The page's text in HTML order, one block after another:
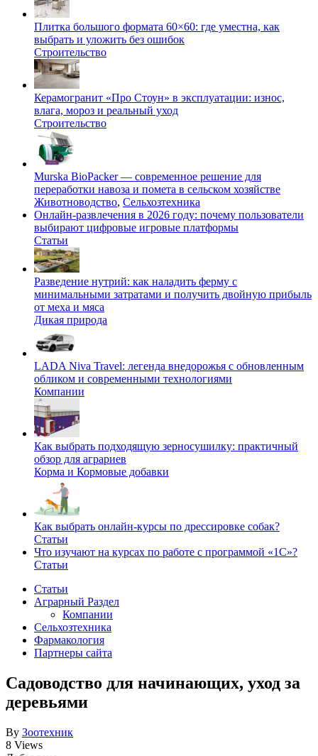
Плитка большого формата 60×60: где уместна, как
выбрать и уложить без ошибок
Строительство
Керамогранит «Про Стоун» в эксплуатации: износ,
влага, мороз и реальный уход
Строительство
Murska BioPacker — современное решение для
переработки навоза и помета в сельском хозяйстве
Животноводство, Сельхозтехника
Онлайн-развлечения в 2026 году: почему пользователи
выбирают цифровые игровые платформы
Статьи
Разведение нутрий: как наладить ферму с
минимальными затратами и получить двойную прибыль
от меха и мяса
Дикая природа
LADA Niva Travel: легенда внедорожья с обновленным
обликом и современными технологиями
Компании
Как выбрать подходящую зерносушилку: практичный
обзор для аграриев
Корма и Кормовые добавки
Как выбрать онлайн-курсы по дрессировке собак?
Статьи
Что изучают на курсах по работе с программой «1С»?
Статьи
Статьи
Аграрный Раздел
Компании
Сельхозтехника
Фармакология
Партнеры сайта
Садоводство для начинающих, уход за
деревьями
By Зоотехник
8 Views